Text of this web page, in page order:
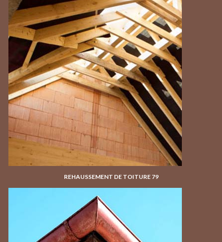
REHAUSSEMENT DE TOITURE 79